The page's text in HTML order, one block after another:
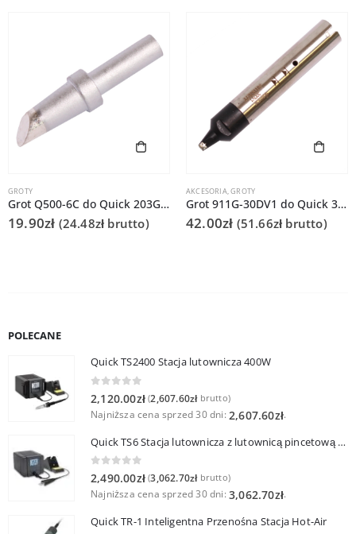
GROTY
Grot Q500-6C do Quick 203G/TS2300
19.90zł (24.48zł brutto)
AKCESORIA,GROTY
Grot 911G-30DV1 do Quick 378C
42.00zł (51.66zł brutto)
POLECANE
Quick TS2400 Stacja lutownicza 400W
2,120.00zł (2,607.60złbrutto)
Najniższa cena sprzed 30 dni: 2,607.60zł.
Quick TS6 Stacja lutownicza z lutownicą pincetową 60W
0 out of 5
2,490.00zł (3,062.70złbrutto)
Najniższa cena sprzed 30 dni: 3,062.70zł.
Quick TR-1 Inteligentna Przenośna Stacja Hot-Air